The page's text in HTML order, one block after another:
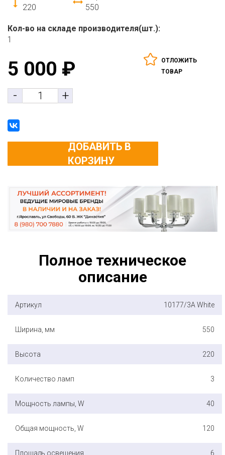
220
550
Кол-во на складе производителя(шт.):
1
5 000 ₽
- +
ОТЛОЖИТЬ
ТОВАР
ДОБАВИТЬ В
КОРЗИНУ
Полное техническое
описание
Артикул 10177/3A White
Ширина, мм 550
Высота 220
Количество ламп 3
Мощность лампы, W 40
Общая мощность, W 120
Площадь освещения 6